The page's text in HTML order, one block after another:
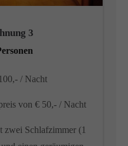
3
/ Nacht
von € 50,- / Nacht
zwei Schlafzimmer (1